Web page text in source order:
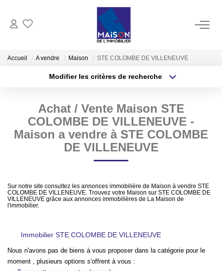
LOCATION
GESTION
ESTIMATION
Estimer Vendre
Biens Vendus
NOS AGENCES
CONTACT
Accueil A vendre Maison STE COLOMBE DE VILLENEUVE
Modifier les critères de recherche
Sélectionnez...
Type de bien
Surface min
Plus de critères
Achat / Vente Maison STE
COLOMBE DE VILLENEUVE -
Maison a vendre à STE COLOMBE
DE VILLENEUVE
Sur notre site consultez les annonces immobilière de Maison à vendre STE
COLOMBE DE VILLENEUVE. Trouvez votre Maison sur STE COLOMBE DE
VILLENEUVE grâce aux annonces immobilières de La Maison de
l'immobilier.
Immobilier STE COLOMBE DE VILLENEUVE
Nous n'avons pas de biens à vous proposer dans la catégorie pour le
moment , plusieurs options s'offrent à vous :